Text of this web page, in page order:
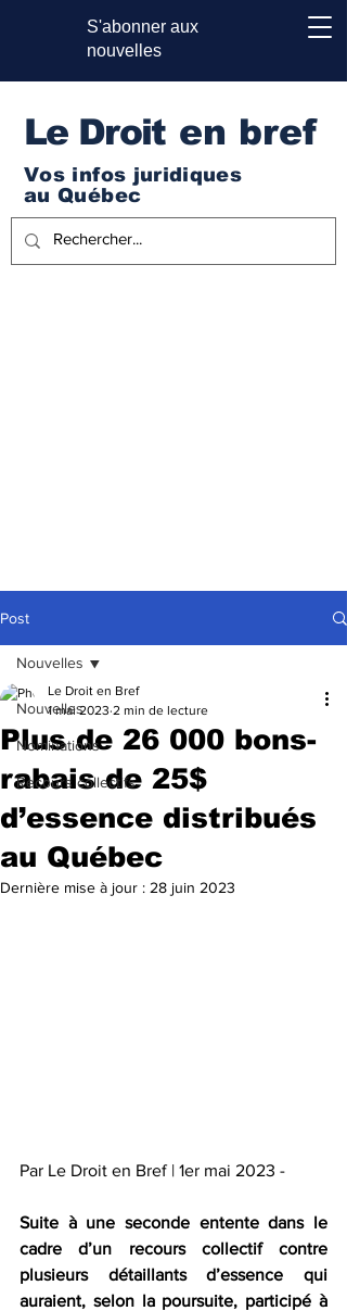
S'abonner aux
nouvelles
Le Droit en bref
Vos infos juridiques
au Québec
Post
Nouvelles
Nominations
Recours collectifs
Nouvelles
Plus de 26 000 bons-
rabais de 25$
d’essence distribués
au Québec
Le Droit en Bref
1 mai 2023 2 min de lecture
Dernière mise à jour : 28 juin 2023
Par Le Droit en Bref | 1er mai 2023 -
Suite à une seconde entente dans le
cadre d’un recours collectif contre
plusieurs détaillants d’essence qui
auraient, selon la poursuite, participé à